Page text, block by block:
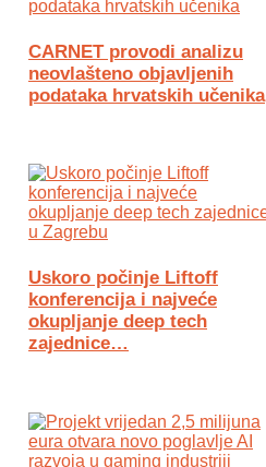
CARNET provodi analizu
neovlašteno objavljenih
podataka hrvatskih učenika
Uskoro počinje Liftoff
konferencija i najveće
okupljanje deep tech
zajednice…